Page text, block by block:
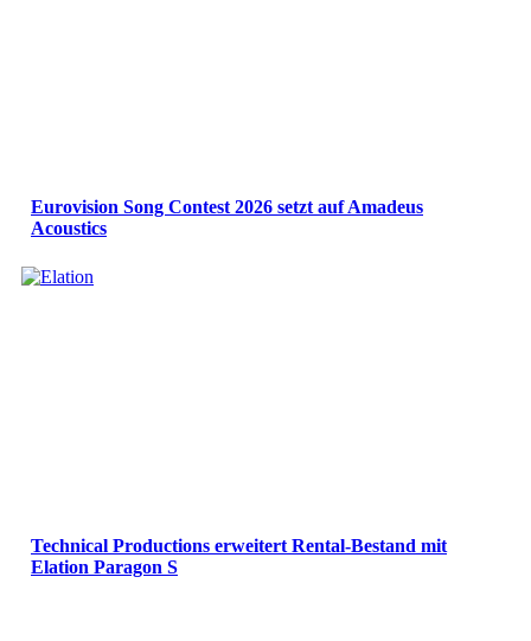
Eurovision Song Contest 2026 setzt auf Amadeus
Acoustics
Technical Productions erweitert Rental-Bestand mit
Elation Paragon S